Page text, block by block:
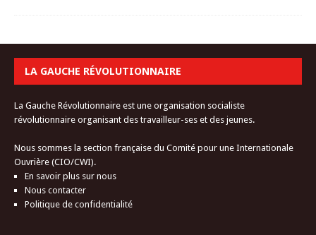
LA GAUCHE RÉVOLUTIONNAIRE
La Gauche Révolutionnaire est une organisation socialiste
révolutionnaire organisant des travailleur-ses et des jeunes.
Nous sommes la section française du Comité pour une Internationale
Ouvrière (CIO/CWI).
En savoir plus sur nous
Nous contacter
Politique de confidentialité